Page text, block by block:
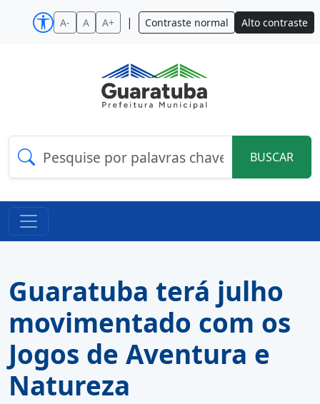
A- A A+ | Contraste normal Alto contraste
BUSCAR
Guaratuba terá julho
movimentado com os
Jogos de Aventura e
Natureza